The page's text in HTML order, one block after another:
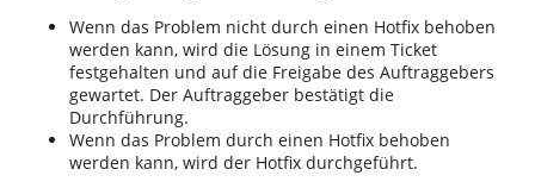
Wenn das Problem nicht durch einen Hotfix behoben
werden kann, wird die Lösung in einem Ticket
festgehalten und auf die Freigabe des Auftraggebers
gewartet. Der Auftraggeber bestätigt die
Durchführung.
Wenn das Problem durch einen Hotfix behoben
werden kann, wird der Hotfix durchgeführt.